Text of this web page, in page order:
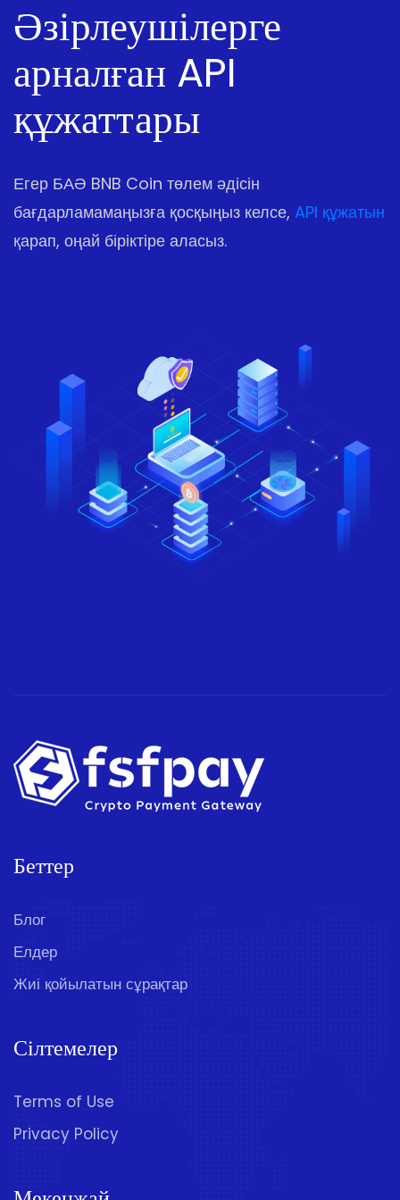
Әзірлеушілерге
арналған API
құжаттары
Егер БАӘ BNB Coin төлем әдісін
бағдарламамаңызға қосқыңыз келсе, API құжатын
қарап, оңай біріктіре аласыз.
Беттер
Блог
Елдер
Жиі қойылатын сұрақтар
Сілтемелер
Terms of Use
Privacy Policy